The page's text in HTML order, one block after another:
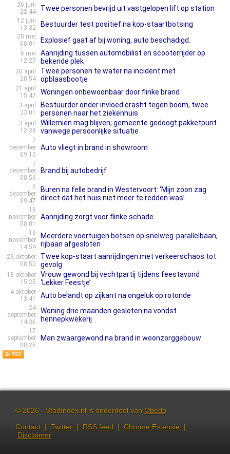
26 juni
22:44
Twee personen bevrijd uit vastgelopen lift op station
12 juni
13:32
Bestuurder test positief na kop-staartbotsing
28 mei
08:01
Explosief gaat af bij woning, auto beschadigd.
6 mei
12:27
Aanrijding tussen automobilist en scooterrijder op
bekende plek
30 april
20:54
Twee personen te water na incident met
opblaasbootje
21 april
15:47
Woningen onbewoonbaar door flinke brand
3 april
23:01
Bestuurder onder invloed crasht tegen boom, twee
personen naar het ziekenhuis
3 april
12:38
Willemien mag blijven; gemeente gedoogt pakketpunt
vanwege persoonlijke situatie
7
december
09:10
Auto vliegt in brand in showroom
7
december
08:56
Brand bij autobedrijf
5
december
09:47
Buren na felle brand in Westervoort: ‘Mijn zoon zag
direct dat het huis niet meer te redden was’
18
november
08:01
Aanrijding zorgt voor flinke schade
16
november
14:54
Meerdere voertuigen botsen op snelweg-parallelbaan,
rijbaan afgesloten
23 oktober
08:50
Twee kop-staart aanrijdingen met verkeerschaos tot
gevolg
18 oktober
15:25
Vrouw gewond bij vechtpartij tijdens feestavond
‘Lekker Feestje’
4 oktober
13:41
Auto belandt op zijkant na ongeluk op rotonde
24
september
14:36
Woning drie maanden gesloten na vondst
hennepkwekerij
17
september
08:25
Man zwaargewond na brand in woonzorggebouw
© 2026 - StadIndex.nl is onderdeel van Obedo
Contact | Twitter | RSS feed | Chrome Extensie |
Disclaimer